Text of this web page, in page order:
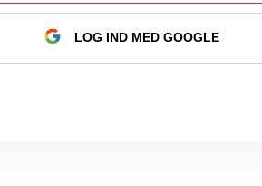
LOG IND MED GOOGLE